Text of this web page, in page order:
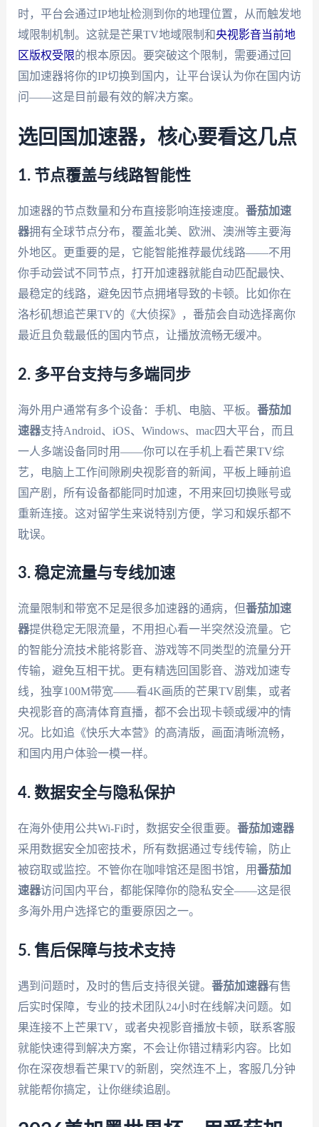
时，平台会通过IP地址检测到你的地理位置，从而触发地
域限制机制。这就是芒果TV地域限制和央视影音当前地
区版权受限的根本原因。要突破这个限制，需要通过回
国加速器将你的IP切换到国内，让平台误认为你在国内访
问——这是目前最有效的解决方案。
选回国加速器，核心要看这几点
1. 节点覆盖与线路智能性
加速器的节点数量和分布直接影响连接速度。 番茄加速
器拥有全球节点分布，覆盖北美、欧洲、澳洲等主要海
外地区。更重要的是，它能智能推荐最优线路——不用
你手动尝试不同节点，打开加速器就能自动匹配最快、
最稳定的线路，避免因节点拥堵导致的卡顿。比如你在
洛杉矶想追芒果TV的《大侦探》，番茄会自动选择离你
最近且负载最低的国内节点，让播放流畅无缓冲。
2. 多平台支持与多端同步
海外用户通常有多个设备：手机、电脑、平板。 番茄加
速器支持Android、iOS、Windows、mac四大平台，而且
一人多端设备同时用——你可以在手机上看芒果TV综
艺，电脑上工作间隙刷央视影音的新闻，平板上睡前追
国产剧，所有设备都能同时加速，不用来回切换账号或
重新连接。这对留学生来说特别方便，学习和娱乐都不
耽误。
3. 稳定流量与专线加速
流量限制和带宽不足是很多加速器的通病，但番茄加速
器提供稳定无限流量，不用担心看一半突然没流量。它
的智能分流技术能将影音、游戏等不同类型的流量分开
传输，避免互相干扰。更有精选回国影音、游戏加速专
线，独享100M带宽——看4K画质的芒果TV剧集，或者
央视影音的高清体育直播，都不会出现卡顿或缓冲的情
况。比如追《快乐大本营》的高清版，画面清晰流畅，
和国内用户体验一模一样。
4. 数据安全与隐私保护
在海外使用公共Wi-Fi时，数据安全很重要。 番茄加速器
采用数据安全加密技术，所有数据通过专线传输，防止
被窃取或监控。不管你在咖啡馆还是图书馆，用番茄加
速器访问国内平台，都能保障你的隐私安全——这是很
多海外用户选择它的重要原因之一。
5. 售后保障与技术支持
遇到问题时，及时的售后支持很关键。 番茄加速器有售
后实时保障，专业的技术团队24小时在线解决问题。如
果连接不上芒果TV，或者央视影音播放卡顿，联系客服
就能快速得到解决方案，不会让你错过精彩内容。比如
你在深夜想看芒果TV的新剧，突然连不上，客服几分钟
就能帮你搞定，让你继续追剧。